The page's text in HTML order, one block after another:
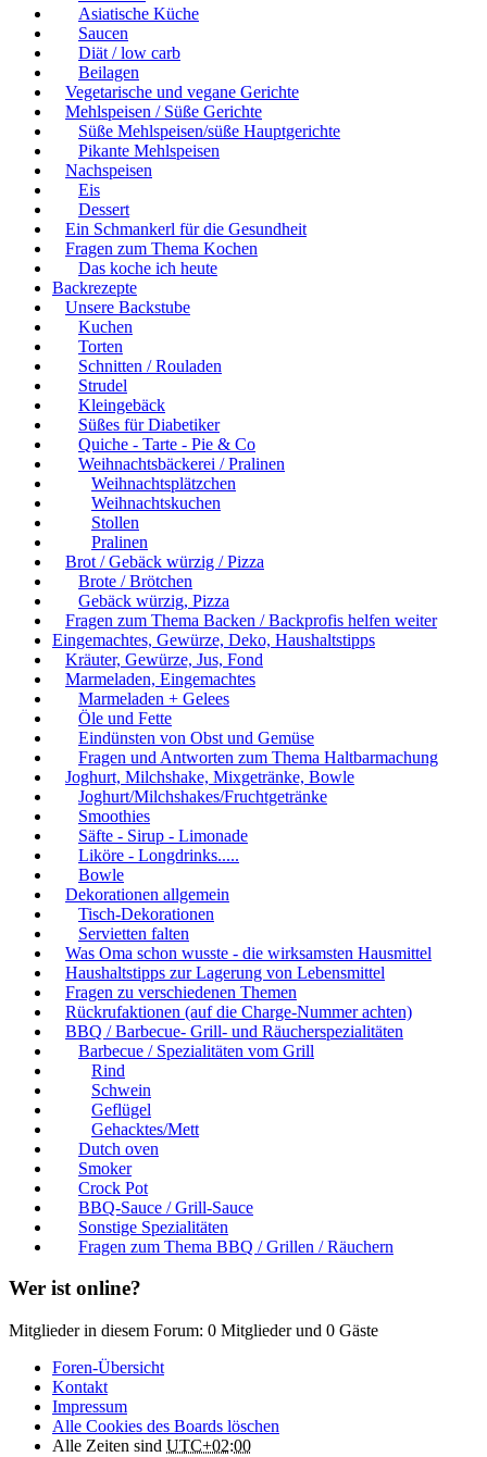
Asiatische Küche
Saucen
Diät / low carb
Beilagen
Vegetarische und vegane Gerichte
Mehlspeisen / Süße Gerichte
Süße Mehlspeisen/süße Hauptgerichte
Pikante Mehlspeisen
Nachspeisen
Eis
Dessert
Ein Schmankerl für die Gesundheit
Fragen zum Thema Kochen
Das koche ich heute
Backrezepte
Unsere Backstube
Kuchen
Torten
Schnitten / Rouladen
Strudel
Kleingebäck
Süßes für Diabetiker
Quiche - Tarte - Pie & Co
Weihnachtsbäckerei / Pralinen
Weihnachtsplätzchen
Weihnachtskuchen
Stollen
Pralinen
Brot / Gebäck würzig / Pizza
Brote / Brötchen
Gebäck würzig, Pizza
Fragen zum Thema Backen / Backprofis helfen weiter
Eingemachtes, Gewürze, Deko, Haushaltstipps
Kräuter, Gewürze, Jus, Fond
Marmeladen, Eingemachtes
Marmeladen + Gelees
Öle und Fette
Eindünsten von Obst und Gemüse
Fragen und Antworten zum Thema Haltbarmachung
Joghurt, Milchshake, Mixgetränke, Bowle
Joghurt/Milchshakes/Fruchtgetränke
Smoothies
Säfte - Sirup - Limonade
Liköre - Longdrinks.....
Bowle
Dekorationen allgemein
Tisch-Dekorationen
Servietten falten
Was Oma schon wusste - die wirksamsten Hausmittel
Haushaltstipps zur Lagerung von Lebensmittel
Fragen zu verschiedenen Themen
Rückrufaktionen (auf die Charge-Nummer achten)
BBQ / Barbecue- Grill- und Räucherspezialitäten
Barbecue / Spezialitäten vom Grill
Rind
Schwein
Geflügel
Gehacktes/Mett
Dutch oven
Smoker
Crock Pot
BBQ-Sauce / Grill-Sauce
Sonstige Spezialitäten
Fragen zum Thema BBQ / Grillen / Räuchern
Wer ist online?
Mitglieder in diesem Forum: 0 Mitglieder und 0 Gäste
Foren-Übersicht
Kontakt
Impressum
Alle Cookies des Boards löschen
Alle Zeiten sind UTC+02:00